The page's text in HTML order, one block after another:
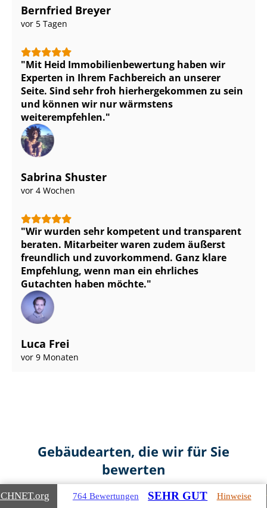
Bernfried Breyer
vor 5 Tagen
Mit Heid Im­mo­bi­li­en­be­wer­tung haben wir
Experten in Ihrem Fachbereich an unserer
Seite. Sind sehr froh hierhergekommen zu sein
und können wir nur wärmstens
weiterempfehlen.
Sabrina Shuster
vor 4 Wochen
Wir wurden sehr kompetent und transparent
beraten. Mitarbeiter waren zudem äußerst
freundlich und zuvorkommend. Ganz klare
Empfehlung, wenn man ein ehrliches
Gutachten haben möchte.
Luca Frei
vor 9 Monaten
Gebäudearten, die wir für Sie
bewerten
.org 764 Bewertungen SEHR GUT Hinweise